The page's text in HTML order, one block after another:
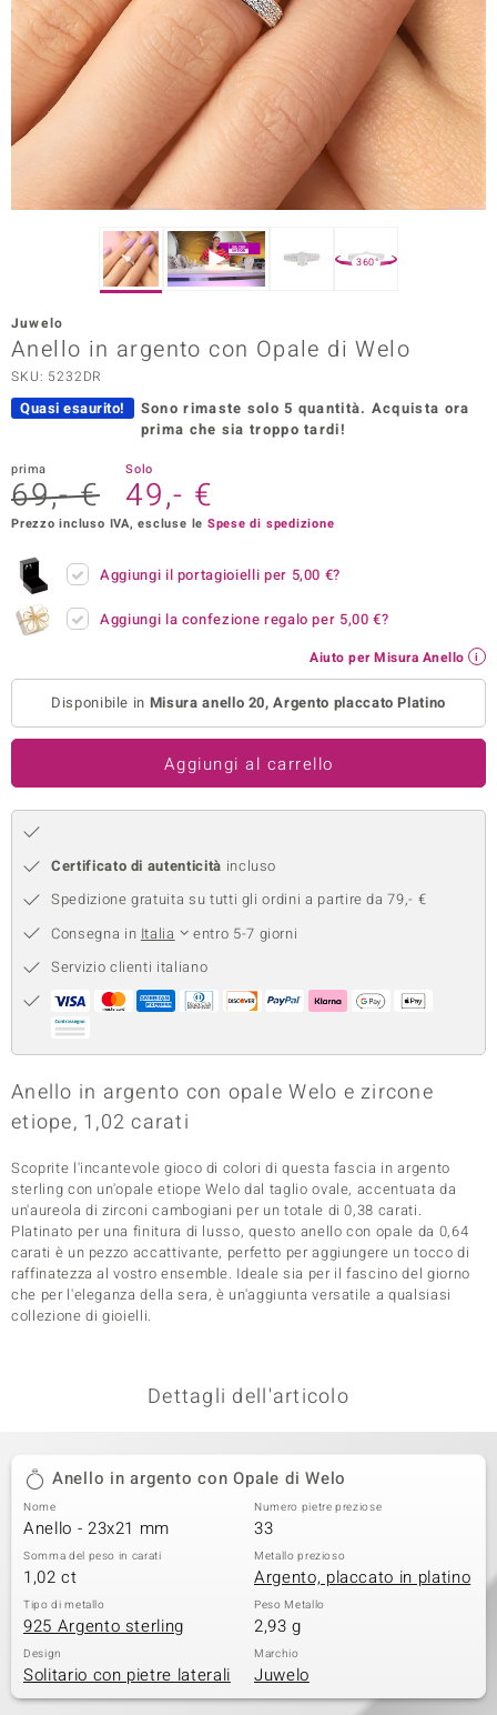
Designs
SELECTION
Paraíso
by de Melo
360°
Juwelo
Anello in argento con Opale di Welo
SKU: 5232DR
Quasi esaurito! Sono rimaste solo 5 quantità. Acquista ora
prima che sia troppo tardi!
prima
69,- €
Solo
49,- €
Prezzo incluso IVA, escluse le Spese di spedizione
Aggiungi il portagioielli per 5,00 €?
Aggiungi la confezione regalo per 5,00 €?
Aiuto per Misura Anello
Disponibile in Misura anello 20, Argento placcato Platino
Aggiungi al carrello
Certificato di autenticità incluso
Spedizione gratuita su tutti gli ordini a partire da 79,- €
Consegna in Italia
entro 5-7 giorni
Servizio clienti italiano
Anello in argento con opale Welo e zircone
etiope, 1,02 carati
Scoprite l'incantevole gioco di colori di questa fascia in argento
sterling con un'opale etiope Welo dal taglio ovale, accentuata da
un'aureola di zirconi cambogiani per un totale di 0,38 carati.
Platinato per una finitura di lusso, questo anello con opale da 0,64
carati è un pezzo accattivante, perfetto per aggiungere un tocco di
raffinatezza al vostro ensemble. Ideale sia per il fascino del giorno
che per l'eleganza della sera, è un'aggiunta versatile a qualsiasi
collezione di gioielli.
Dettagli dell'articolo
Anello in argento con Opale di Welo
Nome
Anello - 23x21 mm
Numero pietre preziose
33
Somma del peso in carati
1,02 ct
Metallo prezioso
Argento, placcato in platino
Tipo di metallo
925 Argento sterling
Peso Metallo
2,93 g
Design
Solitario con pietre laterali
Marchio
Juwelo